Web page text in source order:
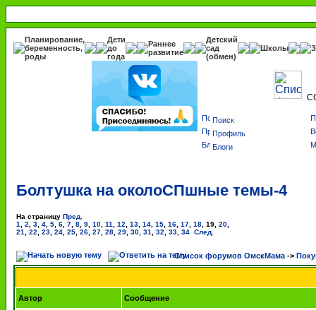
Планирование,
беременность,
роды
Дети
до
года
Раннее
развитие
Детский
сад
(обмен)
Школы
Поиск
Профиль
Блоги
Болтушка на околоСПшные темы-4
На страницу Пред.
1
2 3 4 5 6 7 8 9 10 11 12 13 14 15 16 17 18 19 20
21
22 23 24 25 26 27 28 29 30 31 32 33 34 След.
Список форумов ОмскМама ->
Автор
Сообщение